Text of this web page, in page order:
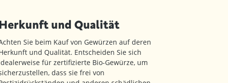
und Qualität
Sie beim Kauf von Gewürzen auf deren
und Qualität. Entscheiden Sie sich
für zertifizierte Bio-Gewürze, um
dass sie frei von